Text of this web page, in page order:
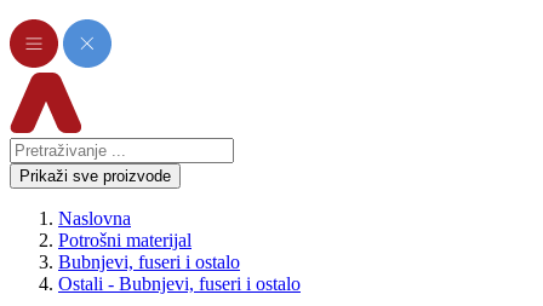
Prikaži sve proizvode
Naslovna
Potrošni materijal
Bubnjevi, fuseri i ostalo
Ostali - Bubnjevi, fuseri i ostalo